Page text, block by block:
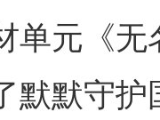
单元《
默默守